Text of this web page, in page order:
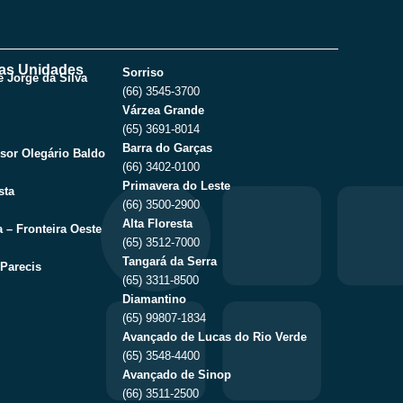
Unidades
Jorge da Silva
Olegário Baldo
– Fronteira Oeste
Sorriso
(66) 3545-3700
Várzea Grande
(65) 3691-8014
Barra do Garças
(66) 3402-0100
Primavera do Leste
(66) 3500-2900
Alta Floresta
(65) 3512-7000
Tangará da Serra
(65) 3311-8500
Diamantino
(65) 99807-1834
Avançado de Lucas do Rio Verde
(65) 3548-4400
Avançado de Sinop
(66) 3511-2500